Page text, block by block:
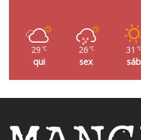
29 ℃
qui
26 ℃
sex
31 ℃
sáb